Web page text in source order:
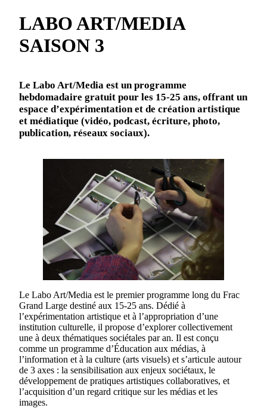
LABO ART/MEDIA
SAISON 3
Le Labo Art/Media est un programme
hebdomadaire gratuit pour les 15-25 ans, offrant un
espace d’expérimentation et de création artistique
et médiatique (vidéo, podcast, écriture, photo,
publication, réseaux sociaux).
Le Labo Art/Media est le premier programme long du Frac
Grand Large destiné aux 15-25 ans. Dédié à
l’expérimentation artistique et à l’appropriation d’une
institution culturelle, il propose d’explorer collectivement
une à deux thématiques sociétales par an. Il est conçu
comme un programme d’Éducation aux médias, à
l’information et à la culture (arts visuels) et s’articule autour
de 3 axes : la sensibilisation aux enjeux sociétaux, le
développement de pratiques artistiques collaboratives, et
l’acquisition d’un regard critique sur les médias et les
images.